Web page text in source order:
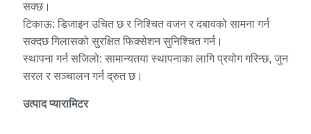
सक्छ।
टिकाऊ: डिजाइन उचित छ र निश्चित वजन र दबावको सामना गर्न
सक्दछ गिलासको सुरक्षित फिक्सेशन सुनिश्चित गर्न।
स्थापना गर्न सजिलो: सामान्यतया स्थापनाका लागि प्रयोग गरिन्छ, जुन
सरल र सञ्चालन गर्न द्रुत छ।
उत्पाद प्यारामिटर